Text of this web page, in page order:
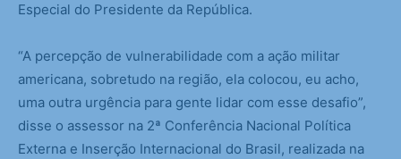
Especial do Presidente da República.
“A percepção de vulnerabilidade com a ação militar
americana, sobretudo na região, ela colocou, eu acho,
uma outra urgência para gente lidar com esse desafio”,
disse o assessor na 2ª Conferência Nacional Política
Externa e Inserção Internacional do Brasil, realizada na